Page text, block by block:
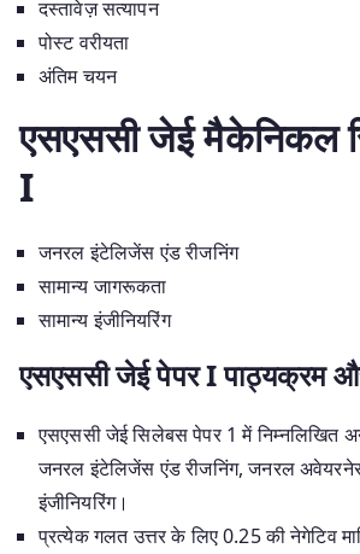
दस्तावेज़ सत्यापन
पोस्ट वरीयता
अंतिम चयन
एसएससी जेईमैकेनिकल
I
जनरल इंटेलिजेंस एंड रीजनिंग
सामान्य जागरूकता
सामान्य इंजीनियरिंग
एसएससी जेई पेपर I पाठ्यक्रम और
एसएससी जेई सिलेबस पेपर 1 में निम्नलिखित
जनरल इंटेलिजेंस एंड रीजनिंग, जनरल
इंजीनियरिंग।
प्रत्येक गलत उत्तर के लिए 0.25 की नेगेटिव